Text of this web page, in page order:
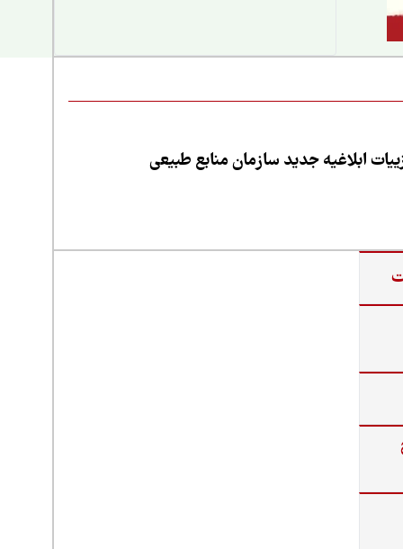
ابلاغیه جدید سازمان منابع طبیعی